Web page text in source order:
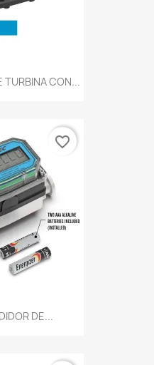
TURBINA CON...
DE...
favorite_border